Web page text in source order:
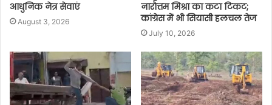
आधुनिक नेत्र सेवाएं
August 3, 2026
नारोत्तम मिश्रा का कटा टिकट;
कांग्रेस में भी सियासी हलचल तेज
July 10, 2026